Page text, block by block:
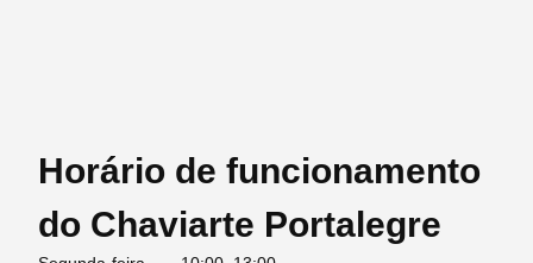
Horário de funcionamento
do Chaviarte Portalegre